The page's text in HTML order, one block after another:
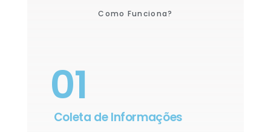
Como Funciona?
01
Coleta de Informações